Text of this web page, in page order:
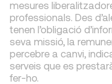
mesures
professionals. Des
tenen l’obligació
seva missió, la
percebre a canvi,
serveis que es
fer-ho.